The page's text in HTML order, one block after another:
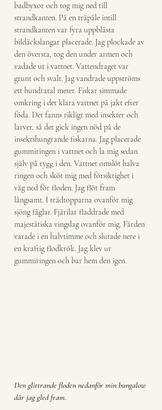
badbyxor och tog mig ned till
strandkanten. På en träpåle intill
strandkanten var fyra uppblåsta
bildäckslangar placerade. Jag plockade av
den översta, tog den under armen och
vadade ut i vattnet. Vattendraget var
grunt och svalt. Jag vandrade uppströms
ett hundratal meter. Fiskar simmade
omkring i det klara vattnet på jakt efter
föda. Det fanns rikligt med insekter och
larver, så det gick ingen nöd på de
insektshungrande fiskarna. Jag placerade
gummiringen i vattnet och la mig sedan
själv på rygg i den. Vattnet omslöt halva
ringen och sköt mig med försiktighet i
väg ned för floden. Jag flöt fram
långsamt. I trädtopparna ovanför mig
sjöng fåglar. Fjärilar fladdrade med
majestätiska vingslag ovanför mig. Färden
varade i en halvtimme och slutade nere i
en kraftig flodkrök. Jag klev ur
gummiringen och bar hem den igen.
Den glittrande floden nedanför min bungalow
där jag gled fram.